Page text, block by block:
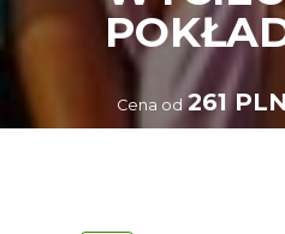
Cena od 261 PLN